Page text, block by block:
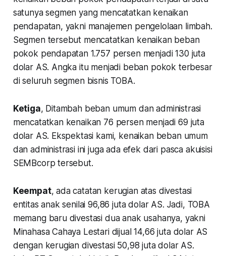
satunya segmen yang mencatatkan kenaikan
pendapatan, yakni manajemen pengelolaan limbah.
Segmen tersebut mencatatkan kenaikan beban
pokok pendapatan 1.757 persen menjadi 130 juta
dolar AS. Angka itu menjadi beban pokok terbesar
di seluruh segmen bisnis TOBA.
Ketiga, Ditambah beban umum dan administrasi
mencatatkan kenaikan 76 persen menjadi 69 juta
dolar AS. Ekspektasi kami, kenaikan beban umum
dan administrasi ini juga ada efek dari pasca akuisisi
SEMBcorp tersebut.
Keempat, ada catatan kerugian atas divestasi
entitas anak senilai 96,86 juta dolar AS. Jadi, TOBA
memang baru divestasi dua anak usahanya, yakni
Minahasa Cahaya Lestari dijual 14,66 juta dolar AS
dengan kerugian divestasi 50,98 juta dolar AS.